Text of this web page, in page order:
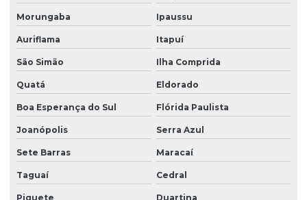
Morungaba Ipaussu
Auriflama Itapuí
São Simão Ilha Comprida
Quatá Eldorado
Boa Esperança do Sul Flórida Paulista
Joanópolis Serra Azul
Sete Barras Maracaí
Taguaí Cedral
Piquete Duartina